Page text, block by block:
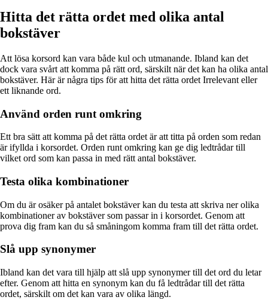
Hitta det rätta ordet med olika antal
bokstäver
Att lösa korsord kan vara både kul och utmanande. Ibland kan det
dock vara svårt att komma på rätt ord, särskilt när det kan ha olika antal
bokstäver. Här är några tips för att hitta det rätta ordet Irrelevant eller
ett liknande ord.
Använd orden runt omkring
Ett bra sätt att komma på det rätta ordet är att titta på orden som redan
är ifyllda i korsordet. Orden runt omkring kan ge dig ledtrådar till
vilket ord som kan passa in med rätt antal bokstäver.
Testa olika kombinationer
Om du är osäker på antalet bokstäver kan du testa att skriva ner olika
kombinationer av bokstäver som passar in i korsordet. Genom att
prova dig fram kan du så småningom komma fram till det rätta ordet.
Slå upp synonymer
Ibland kan det vara till hjälp att slå upp synonymer till det ord du letar
efter. Genom att hitta en synonym kan du få ledtrådar till det rätta
ordet, särskilt om det kan vara av olika längd.